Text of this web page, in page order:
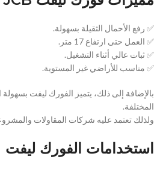
✅ رفع الأحمال الثقيلة بسهولة.
✅ العمل حتى ارتفاع 17 متر.
✅ ثبات عالي أثناء التشغيل.
✅ مناسب للأراضي غير المستوية.
بالإضافة إلى ذلك، يتميز الفورك ليفت
المختلفة.
ولذلك تعتمد عليه شركات المقاولات
استخدامات الفورك ليفت